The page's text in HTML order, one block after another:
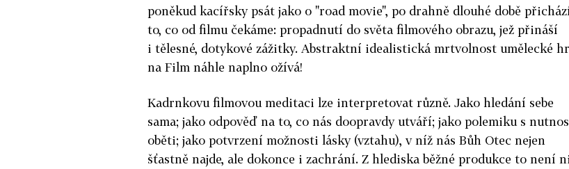
poněkud kacířsky psát jako o "road movie", po drahně dlouhé době
to, co od filmu čekáme: propadnutí do světa filmového obrazu, jež přináší
i tělesné, dotykové zážitky. Abstraktní idealistická mrtvolnost umělecké
na Film náhle naplno ožívá!
Kadrnkovu filmovou meditaci lze interpretovat různě. Jako hledání sebe
sama; jako odpověď na to, co nás doopravdy utváří; jako polemiku s
oběti; jako potvrzení možnosti lásky (vztahu), v níž nás Bůh Otec nejen
šťastně najde, ale dokonce i zachrání. Z hlediska běžné produkce to není